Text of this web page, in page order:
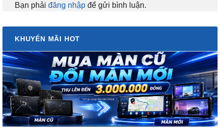
Bạn phải đăng nhập để gửi bình luận.
KHUYẾN MÃI HOT